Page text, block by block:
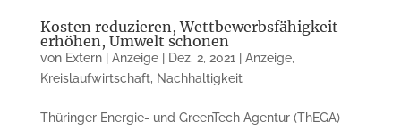
Kosten reduzieren, Wettbewerbsfähigkeit
erhöhen, Umwelt schonen
von Extern | Anzeige| Dez. 2, 2021| Anzeige,
Kreislaufwirtschaft, Nachhaltigkeit
Thüringer Energie- und GreenTech Agentur (ThEGA)